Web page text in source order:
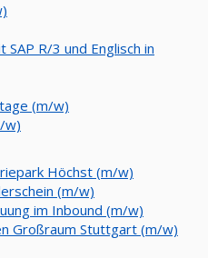
R/3 und Englisch in
(m/w)
w)
Höchst (m/w)
(m/w)
im Inbound (m/w)
Großraum Stuttgart (m/w)